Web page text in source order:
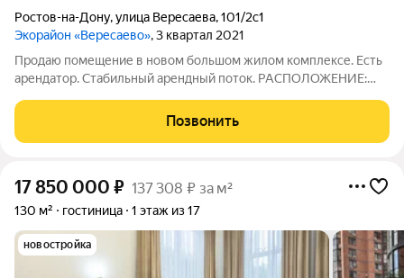
Ростов-на-Дону,улица Вересаева,101/2с1
Экорайон «Вересаево», 3 квартал 2021
Продаю помещение в новом большом жилом комплексе. Есть
арендатор. Стабильный арендный поток. РАСПОЛОЖЕНИЕ:
Дону. В ЖК 30 домов, около 10472 квартир, это примерно 30
000 жителей.
Позвонить
17 850 000 ₽ 137 308 ₽ за м²
130 м² гостиница 1 этаж из 17
новостройка